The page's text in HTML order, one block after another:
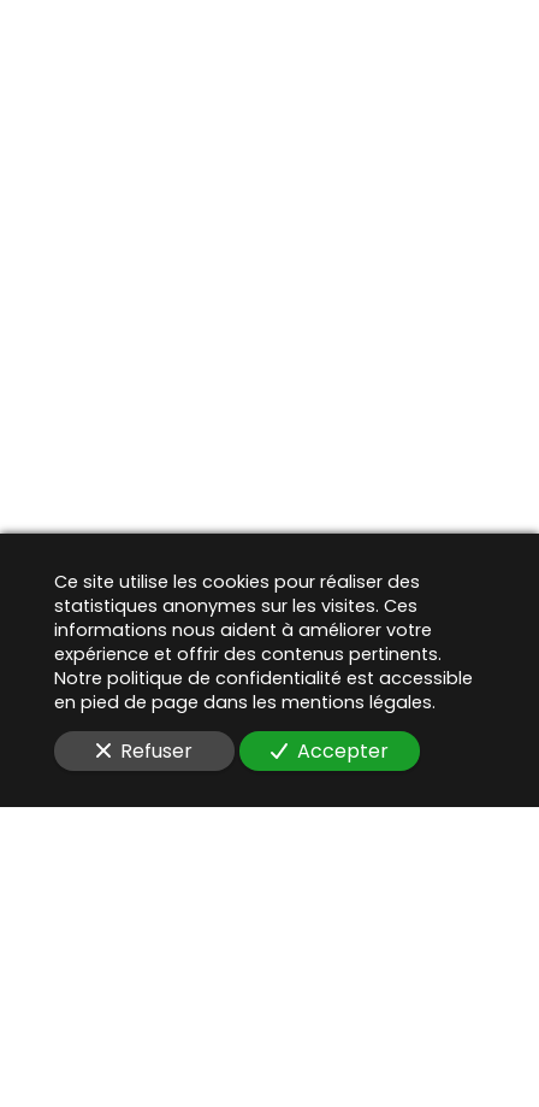
Ce site utilise les cookies pour réaliser des
statistiques anonymes sur les visites. Ces
informations nous aident à améliorer votre
expérience et offrir des contenus pertinents.
Notre politique de confidentialité est accessible
en pied de page dans les mentions légales.
Refuser Accepter